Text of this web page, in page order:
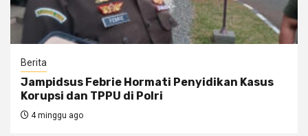
Berita
Jampidsus Febrie Hormati Penyidikan Kasus
Korupsi dan TPPU di Polri
4 minggu ago